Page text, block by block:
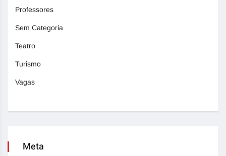
Professores
Sem Categoria
Teatro
Turismo
Vagas
Meta